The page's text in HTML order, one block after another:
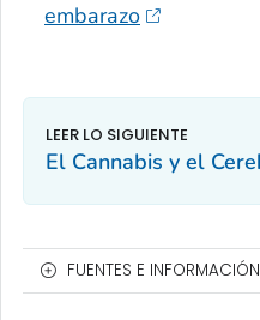
embarazo
El Cannabis y el
FUENTES E